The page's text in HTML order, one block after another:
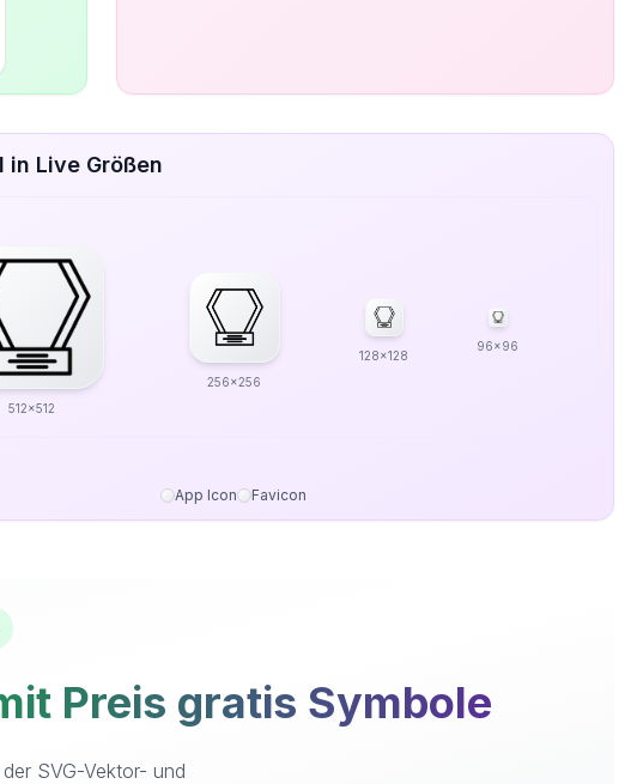
in Live Größen
512x512
256x256
128x128
96x96
App Icon Favicon
Preis gratis Symbole
SVG-Vektor- und